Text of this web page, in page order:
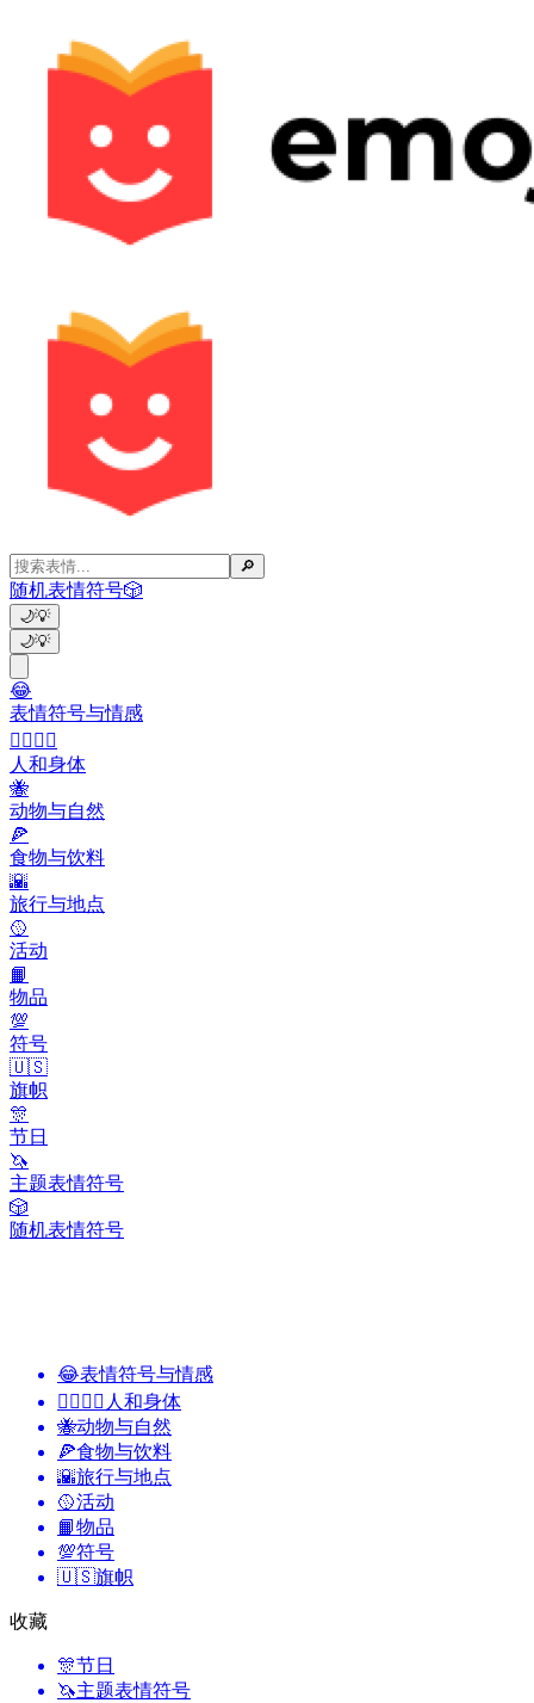
🔎
随机表情符号🎲
🌙💡
🌙💡
😂
表情符号与情感
👩‍❤️‍💋‍👨
人和身体
🐝
动物与自然
🍕
食物与饮料
🌇
旅行与地点
🥎
活动
📙
物品
💯
符号
🇺🇸
旗帜
🎊
节日
🦄
主题表情符号
🎲
随机表情符号
😂表情符号与情感
👩‍❤️‍💋‍👨 人和身体
🐝动物与自然
🍕食物与饮料
🌇旅行与地点
🥎活动
📙物品
💯符号
🇺🇸旗帜
收藏
🎊节日
🦄主题表情符号